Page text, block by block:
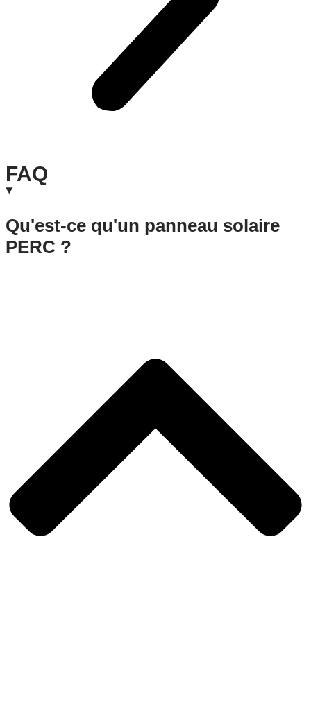
FAQ
Qu'est-ce qu'un panneau solaire
PERC ?